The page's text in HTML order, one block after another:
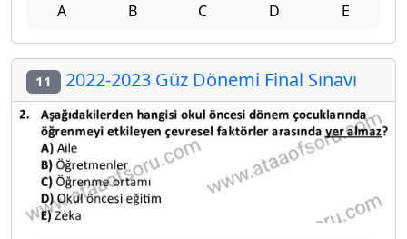
A B C D E
11 2022-2023 Güz Dönemi Final Sınavı